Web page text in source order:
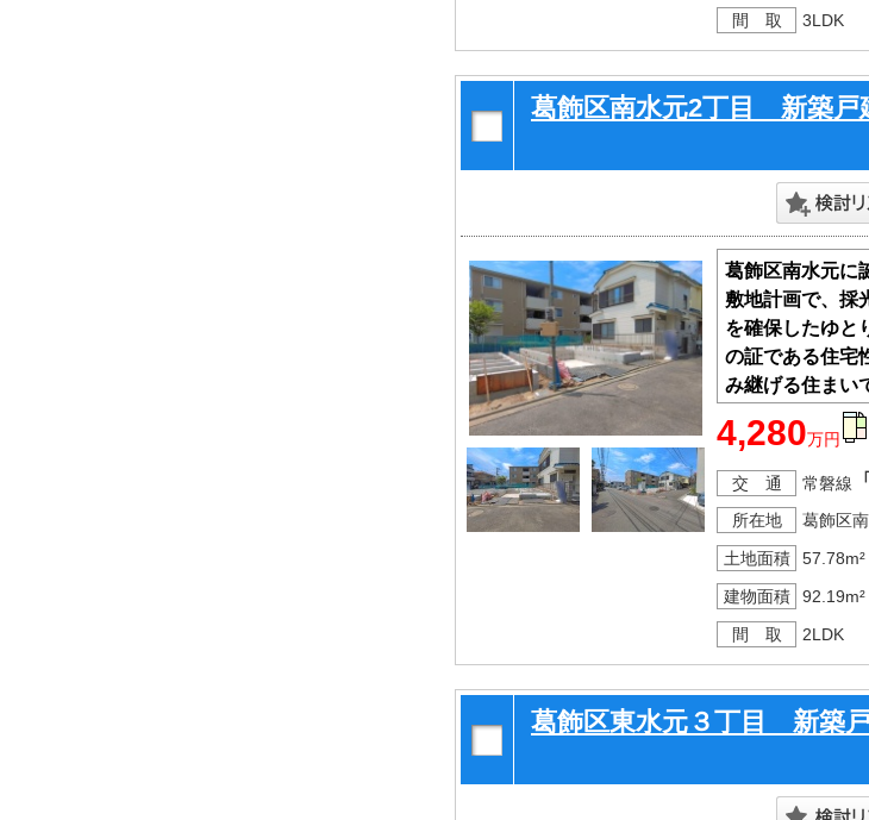
間 取
3LDK
葛飾区南水元2丁目 新築
葛飾区南水元に
敷地計画で、採
を確保したゆと
の証である住宅
み継げる住まい
適。家族の笑
4,280万円
交 通 常磐線
所在地
葛飾区
土地面積
57.78m²
建物面積
92.19m²
間 取
2LDK
葛飾区東水元３丁目 新築